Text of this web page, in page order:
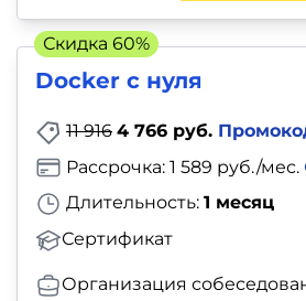
Docker с нуля
11 916 4 766 руб.
Длительность: 1 месяц
Сертификат
Рассрочка: 1 589 руб./мес.
Организация
Скидка 60%